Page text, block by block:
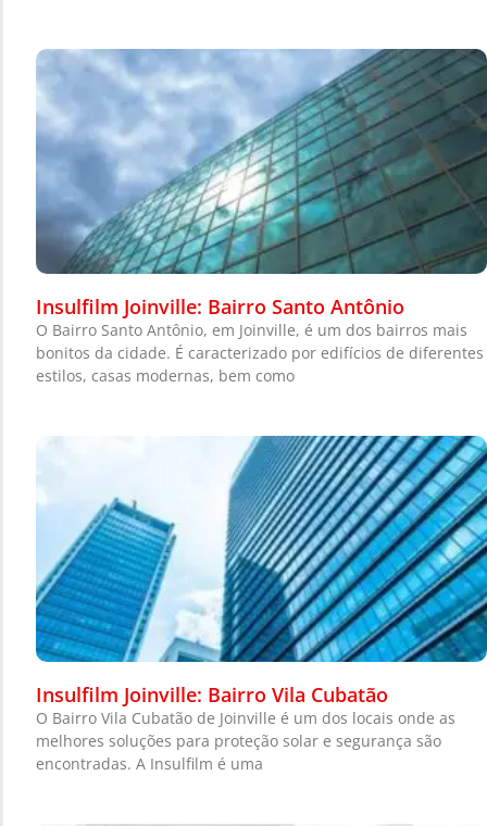
Insulfilm Joinville: Bairro Santo Antônio
O Bairro Santo Antônio, em Joinville, é um dos bairros mais
bonitos da cidade. É caracterizado por edifícios de diferentes
estilos, casas modernas, bem como
Insulfilm Joinville: Bairro Vila Cubatão
O Bairro Vila Cubatão de Joinville é um dos locais onde as
melhores soluções para proteção solar e segurança são
encontradas. A Insulfilm é uma